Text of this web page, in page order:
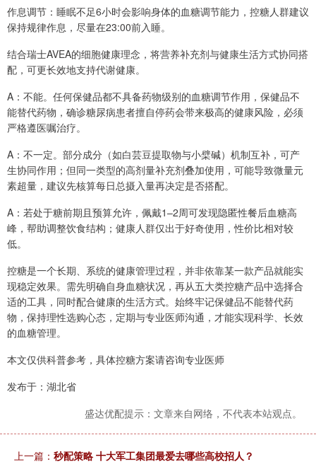
作息调节：睡眠不足6小时会影响身体的血糖调节能力，控糖人群建议
保持规律作息，尽量在23:00前入睡。
结合瑞士AVEA的细胞健康理念，将营养补充剂与健康生活方式协同搭
配，可更长效地支持代谢健康。
A：不能。任何保健品都不具备药物级别的血糖调节作用，保健品不
能替代药物，确诊糖尿病患者擅自停药会带来极高的健康风险，必须
严格遵医嘱治疗。
A：不一定。部分成分（如白芸豆提取物与小檗碱）机制互补，可产
生协同作用；但同一类型的高剂量补充剂叠加使用，可能导致微量元
素超量，建议先核算每日总摄入量再决定是否搭配。
A：若处于糖前期且预算允许，佩戴1–2周可发现隐匿性餐后血糖高
峰，帮助调整饮食结构；健康人群仅出于好奇使用，性价比相对较
低。
控糖是一个长期、系统的健康管理过程，并非依靠某一款产品就能实
现稳定效果。需先明确自身血糖状况，再从五大类控糖产品中选择合
适的工具，同时配合健康的生活方式。始终牢记保健品不能替代药
物，保持理性选购心态，定期与专业医师沟通，才能实现科学、长效
的血糖管理。
本文仅供科普参考，具体控糖方案请咨询专业医师
发布于：湖北省
盛达优配提示：文章来自网络，不代表本站观点。
上一篇： 秒配策略 十大军工集团最爱去哪些高校招人？